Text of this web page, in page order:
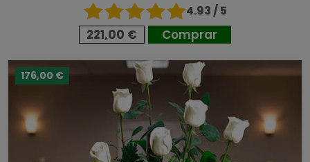
4.93 / 5
221,00 € Comprar
176,00 €